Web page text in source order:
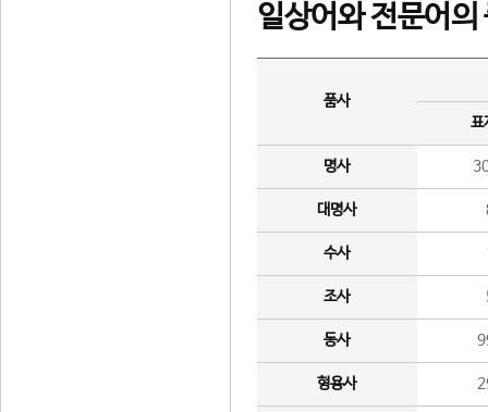
일상어와 전문어의
품사
표
명사
대명사
수사
조사
동사
형용사